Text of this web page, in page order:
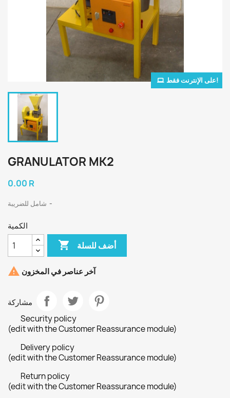
على الإنترنت فقط!
GRANULATOR MK2
0.00 R
الكمية
 أضف للسلة
 آخر عناصر في المخزون
مشاركة
Security policy
(edit with the Customer Reassurance module)
Delivery policy
(edit with the Customer Reassurance module)
Return policy
(edit with the Customer Reassurance module)